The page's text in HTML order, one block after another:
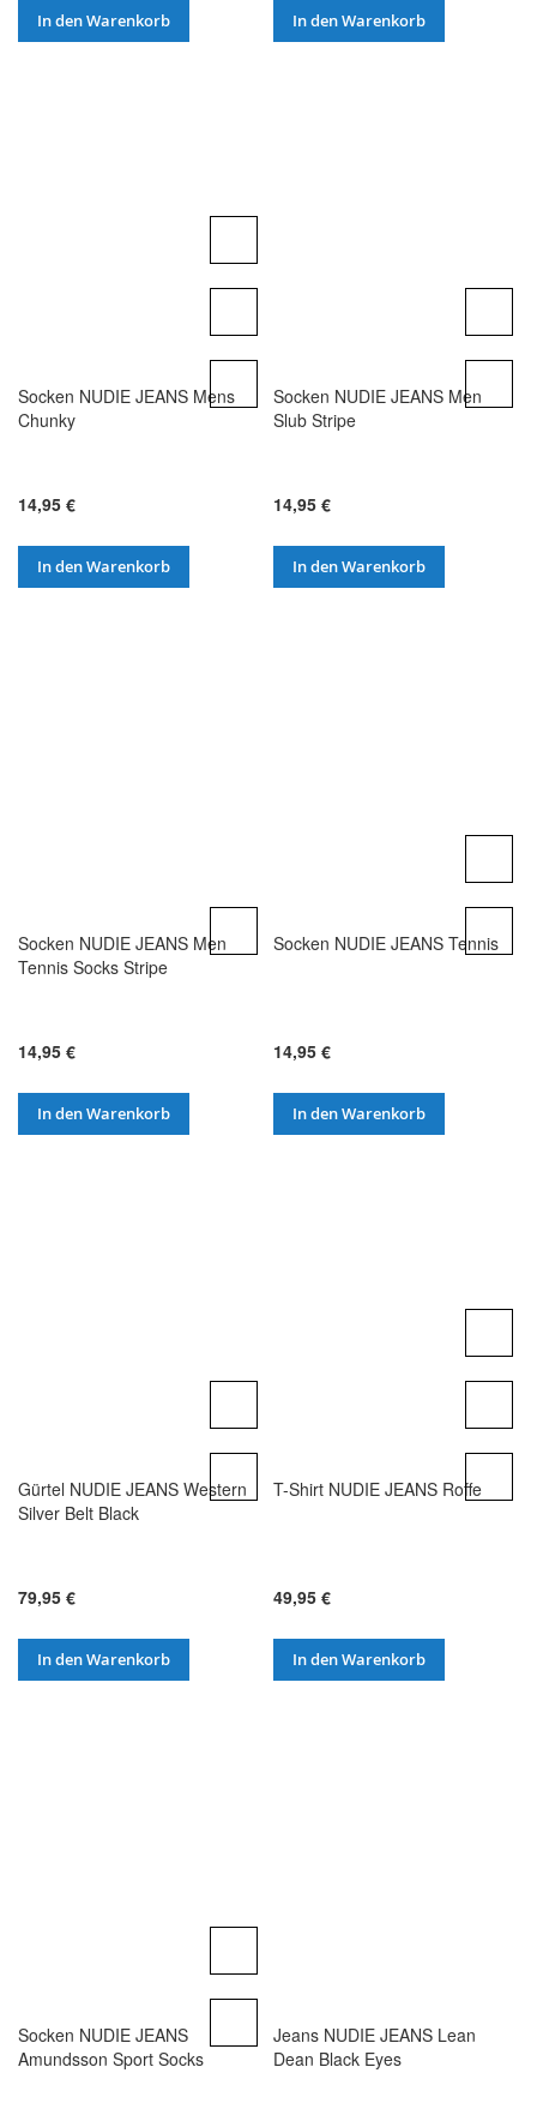
In den Warenkorb In den Warenkorb
Socken NUDIE JEANS Mens
Chunky
14,95 €
In den Warenkorb
Socken NUDIE JEANS Men
Slub Stripe
14,95 €
In den Warenkorb
Socken NUDIE JEANS Men
Tennis Socks Stripe
14,95 €
In den Warenkorb
Socken NUDIE JEANS Tennis
14,95 €
In den Warenkorb
Gürtel NUDIE JEANS Western
Silver Belt Black
79,95 €
In den Warenkorb
T-Shirt NUDIE JEANS Roffe
49,95 €
In den Warenkorb
Socken NUDIE JEANS
Amundsson Sport Socks
Jeans NUDIE JEANS Lean
Dean Black Eyes